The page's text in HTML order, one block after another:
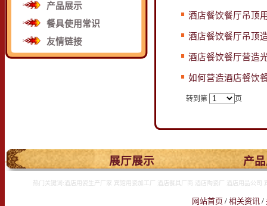
产品展示
餐具使用常识
友情链接
酒店餐饮餐厅吊顶
酒店餐饮餐厅吊顶
酒店餐饮餐厅营造
如何营造酒店餐饮
转到第 页
. 展厅展示 产
热门关键词:酒店用瓷生产厂家 宾馆用瓷加工厂 酒店餐具厂商 酒店陶瓷厂 酒店用品公
网站首页/ 相关资讯/